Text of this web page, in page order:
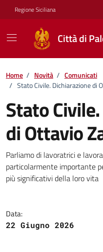
Vai ai contenuti
Vai al footer
Regione Siciliana
Città di
Home / Novità / Comunicati
/ Stato Civile. Dichiarazione di
Stato
di Ottavio
Dettagli della
Parliamo di lavoratrici e
particolarmente importante
più significativi della loro vita
Data:
22 Giugno 2026